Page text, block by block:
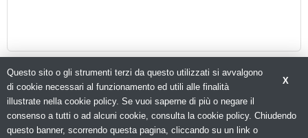
© Copyright 2026. Packagingspace.net - Il portale del packaging - N.ro Iscrizione ROC 35480 -
Privacy policy
X
Questo sito o gli strumenti terzi da questo utilizzati si avvalgono
di cookie necessari al funzionamento ed utili alle finalità
illustrate nella cookie policy. Se vuoi saperne di più o negare il
consenso a tutti o ad alcuni cookie, consulta la cookie policy. Chiudendo
questo banner, scorrendo questa pagina, cliccando su un link o